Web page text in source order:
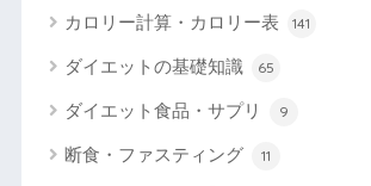
カロリー計算・カロリー表 141
ダイエットの基礎知識 65
ダイエット食品・サプリ 9
断食・ファスティング 11